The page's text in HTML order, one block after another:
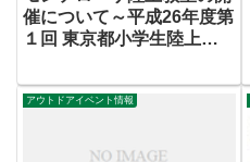
催について～平成26年度第
１回 東京都小学生陸上体
アウトドアイベント情報